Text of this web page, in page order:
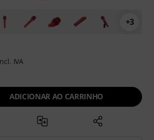
+3
IVA
ADICIONAR AO CARRINHO